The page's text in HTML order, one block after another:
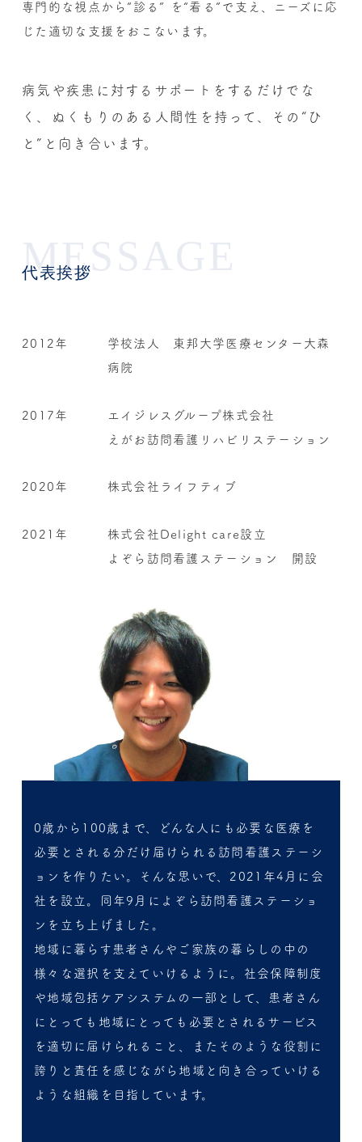
専門的な視点から“診る” を“看る”で支え、ニーズに応
じた適切な支援をおこないます。
病気や疾患に対するサポートをするだけでな
く、
ぬくもりのある人間性を持って、その“ひ
と”と向き合います。
MESSAGE
代表挨拶
2012年
学校法人 東邦大学医療センター大森
病院
2017年
エイジレスグループ株式会社
えがお訪問看護リハビリステーション
2020年 株式会社ライフティブ
2021年
株式会社Delight care設立
よぞら訪問看護ステーション 開設
0歳から100歳まで、どんな人にも必要な医療を
必要とされる分だけ届けられる訪問看護ステーシ
ョンを作りたい。そんな思いで、2021年4月に会
社を設立。同年9月によぞら訪問看護ステーショ
ンを立ち上げました。
地域に暮らす患者さんやご家族の暮らしの中の
様々な選択を支えていけるように。社会保障制度
や地域包括ケアシステムの一部として、患者さん
にとっても地域にとっても必要とされるサービス
を適切に届けられること、またそのような役割に
誇りと責任を感じながら地域と向き合っていける
ような組織を目指しています。